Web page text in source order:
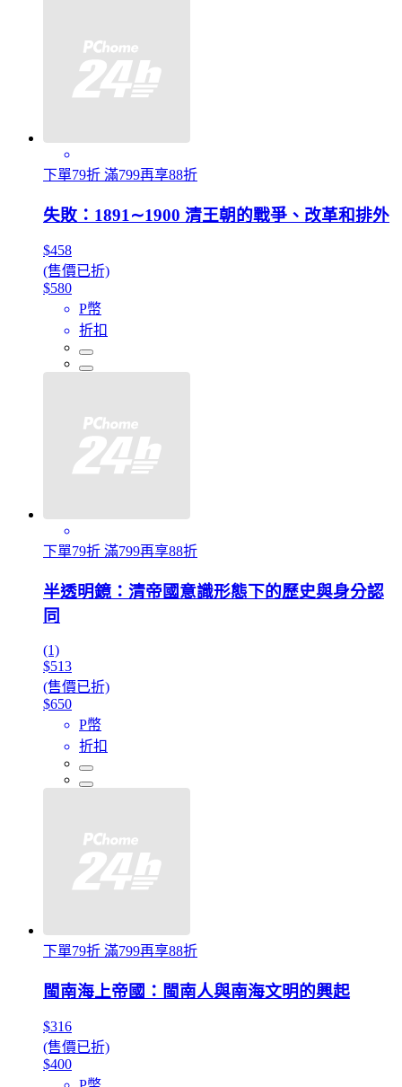
下單79折 滿799再享88折
失敗：1891∼1900 清王朝的戰爭、改革和排外
$458
(售價已折)
$580
P幣
折扣
下單79折 滿799再享88折
半透明鏡：清帝國意識形態下的歷史與身分認
同
(1)
$513
(售價已折)
$650
P幣
折扣
下單79折 滿799再享88折
閩南海上帝國：閩南人與南海文明的興起
$316
(售價已折)
$400